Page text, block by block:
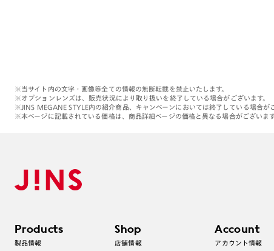
※当サイト内の文字・画像等全ての情報の無断転載を禁止いたします。
※オプションレンズは、販売状況により取り扱いを終了している場合がございます。
※JINS MEGANE STYLE内の紹介商品、キャンペーンにおいては終了している場合がご
※本ページに記載されている価格は、商品詳細ページの価格と異なる場合がございま
Products
製品情報
Shop
店舗情報
Account
アカウント情報